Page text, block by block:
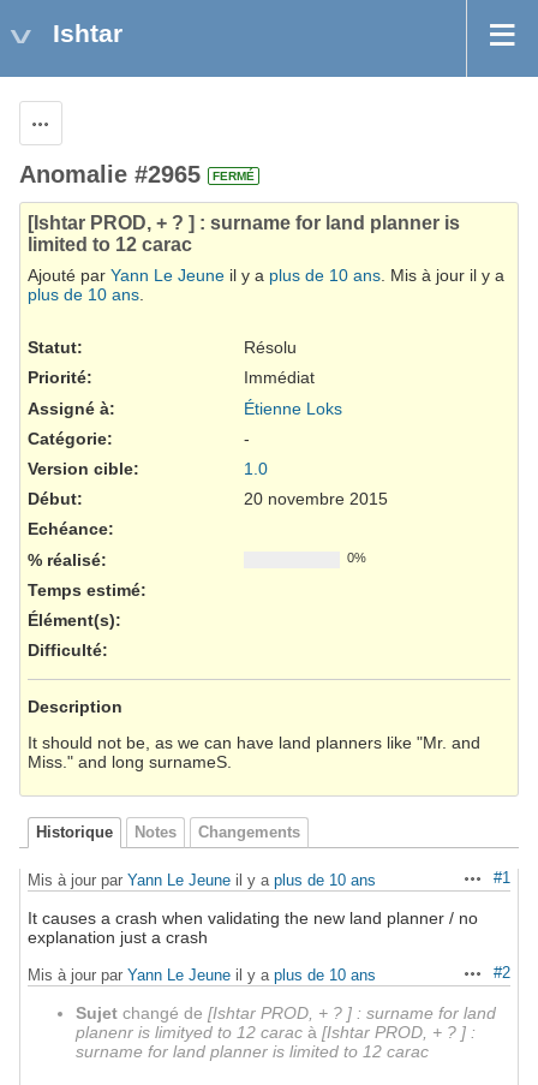
Ishtar
Anomalie #2965 FERMÉ
[Ishtar PROD, + ? ] : surname for land planner is
limited to 12 carac
Ajouté par Yann Le Jeune il y a plus de 10 ans. Mis à jour il y a
plus de 10 ans.
Statut:
Résolu
Priorité:
Immédiat
Assigné à:
Étienne Loks
Catégorie:
-
Version cible:
1.0
Début:
20 novembre 2015
Echéance:
% réalisé:
0%
Temps estimé:
Élément(s):
Difficulté:
Description
It should not be, as we can have land planners like "Mr. and
Miss." and long surnameS.
Historique Notes Changements
Actions
#1
Mis à jour par Yann Le Jeune il y a plus de 10 ans
It causes a crash when validating the new land planner / no
explanation just a crash
Actions
#2
Mis à jour par Yann Le Jeune il y a plus de 10 ans
Sujet changé de [Ishtar PROD, + ? ] : surname for land
planenr is limityed to 12 carac à [Ishtar PROD, + ? ] :
surname for land planner is limited to 12 carac